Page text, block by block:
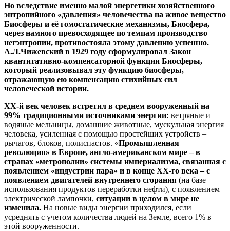
Но вследствие именно малой энергетики хозяйственного
энтропийного «давления» человечества на живое вещество
Биосферы и её гомостатические механизмы, Биосфера,
через намного превосходящее по темпам производство
негэнтропии, противостояла этому давлению успешно.
А.Л.Чижевский в 1929 году сформулировал Закон
квантитативно-компенсаторной функции Биосферы,
который реализовывал эту функцию биосферы,
отражающую ею компенсацию стихийных сил
человеческой истории.
ХХ-й век человек встретил в среднем вооруженный на
99% традиционными источниками энергии: ветряные и
водяные мельницы, домашние животные, мускульная энергия
человека, усиленная с помощью простейших устройств –
рычагов, блоков, полиспастов. «Промышленная
революция» в Европе, англо-американском мире – в
странах «метрополии» системы империализма, связанная с
появлением «индустрии пара» и в конце ХХ-го века – с
появлением двигателей внутреннего сгорания (на базе
использования продуктов переработки нефти), с появлением
электрической лампочки, ситуации в целом в мире не
изменила. На новые виды энергии приходился, если
усреднять с учетом количества людей на Земле, всего 1% в
этой вооруженности.